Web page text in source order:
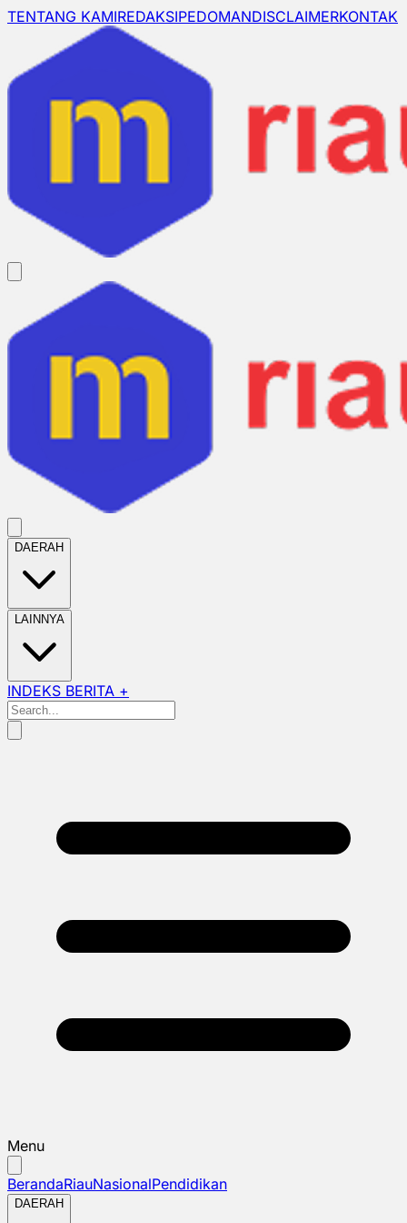
TENTANG KAMIREDAKSIPEDOMANDISCLAIMERKONTAK
DAERAH
LAINNYA
INDEKS BERITA +
Menu
BerandaRiauNasionalPendidikan
DAERAH